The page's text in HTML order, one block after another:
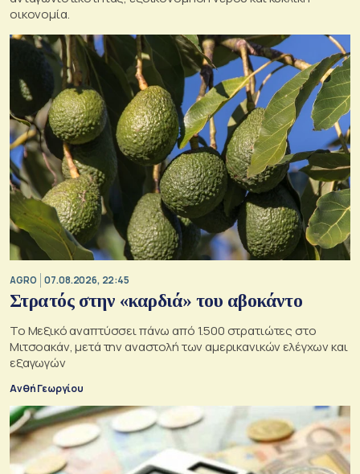
οικονομία.
AGRO 07.08.2026, 22:45
Στρατός στην «καρδιά» του αβοκάντο
Το Μεξικό αναπτύσσει πάνω από 1.500 στρατιώτες στο
Μιτσοακάν, μετά την αναστολή των αμερικανικών ελέγχων και
εξαγωγών
Ανθή Γεωργίου